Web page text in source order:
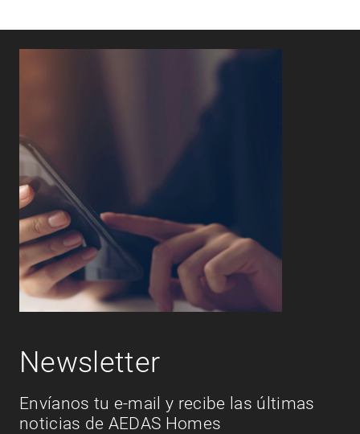
Newsletter
Envíanos tu e-mail y recibe las últimas
noticias de AEDAS Homes